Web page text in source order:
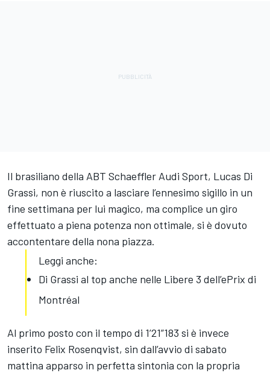
Il brasiliano della ABT Schaeffler Audi Sport, Lucas Di
Grassi, non è riuscito a lasciare l’ennesimo sigillo in un
fine settimana per lui magico, ma complice un giro
effettuato a piena potenza non ottimale, si è dovuto
accontentare della nona piazza.
Leggi anche:
Di Grassi al top anche nelle Libere 3 dell’ePrix di
Montréal
Al primo posto con il tempo di 1’21”183 si è invece
inserito Felix Rosenqvist, sin dall’avvio di sabato
mattina apparso in perfetta sintonia con la propria